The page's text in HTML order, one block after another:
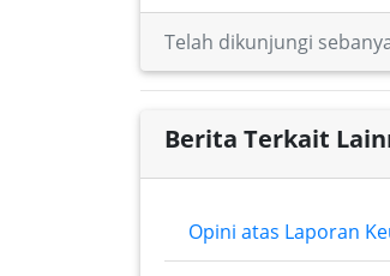
Telah dikunjungi
Berita Terkait
Opini atas Laporan